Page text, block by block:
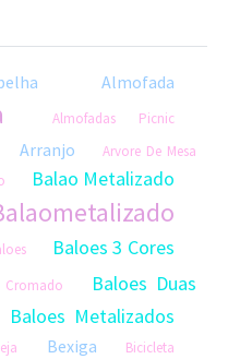
Almofada
Almofadas Picnic
Arranjo
Arvore De Mesa
Balao Metalizado
Baloes 3 Cores
Cromado
Baloes Duas
Baloes Metalizados
Bexiga Bicicleta